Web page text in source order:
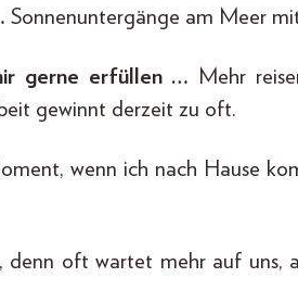
Sonnenuntergänge am Meer
gerne erfüllen … Mehr
gewinnt derzeit zu oft.
wenn ich nach Hause
denn oft wartet mehr auf uns,